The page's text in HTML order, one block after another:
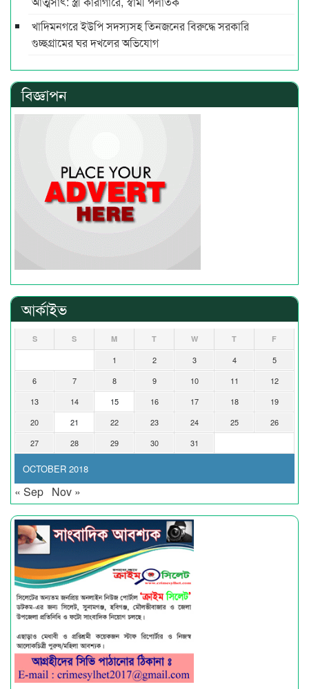
খাদিমনগরে ইউপি সদস্যসহ তিনজনের বিরুদ্ধে সরকারি
গুচ্ছগ্রামের ঘর দখলের অভিযোগ
বিজ্ঞাপন
আর্কাইভ
OCTOBER 2018
S S M T W T F
1 2 3 4
5
6
7 8 9 10 11
12
13
14 15 16 17 18
19
20
21 22 23 24 25
26
27
28 29 30 31
« Sep Nov »